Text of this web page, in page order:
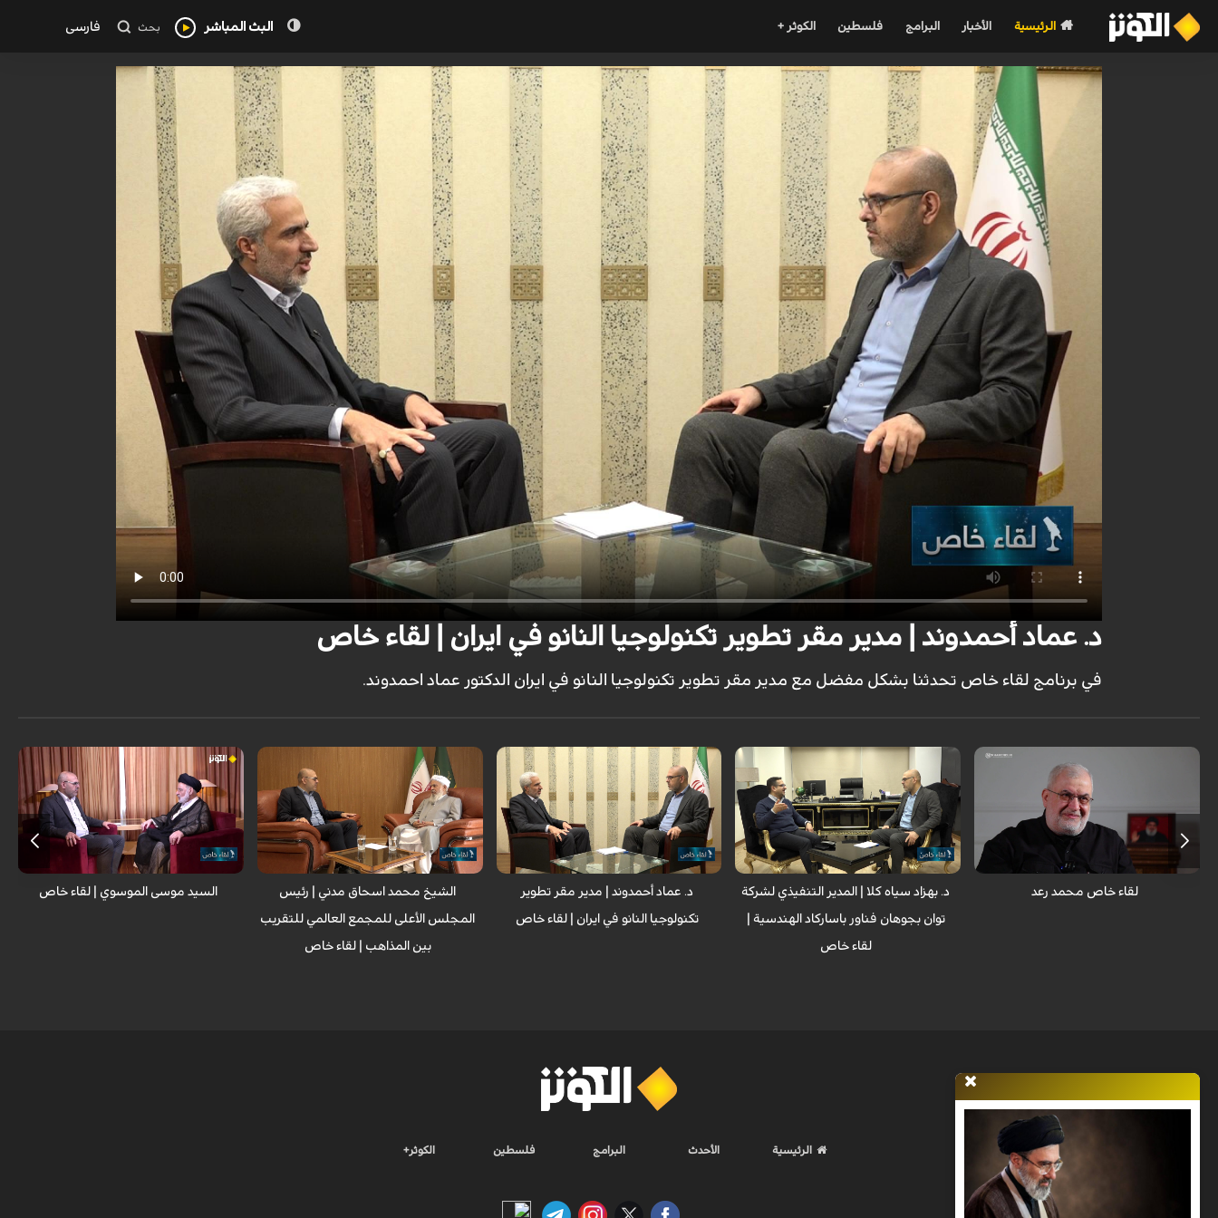
الرئيسية الأخبار البرامج فلسطين الكوثر + البث المباشر بحث فارسی
د. عماد أحمدوند | مدير مقر تطوير تكنولوجيا النانو في ايران | لقاء خاص
في برنامج لقاء خاص تحدثنا بشكل مفضل مع مدير مقر تطوير تكنولوجيا النانو في ايران الدكتور عماد احمدوند.
لقاء خاص محمد رعد
مقابلة خاصة مع المدير التنفيذي لشركة توان
بجوهان فناور باساركاد الهندسية الدكتور
بهزاد سياه كلا خلال مشاركته في برنامج لقاء
خاص
د. بهزاد سياه كلا | المدير التنفيذي لشركة
توان بجوهان فناور باساركاد الهندسية |
لقاء خاص
في برنامج لقاء خاص تحدثنا بشكل مفضل
مع مدير مقر تطوير تكنولوجيا النانو في ايران
الدكتور عماد احمدوند.
د. عماد أحمدوند | مدير مقر تطوير
تكنولوجيا النانو في ايران | لقاء خاص
لقاء خاص مع رئيس المجلس الأعلى
للمجمع العالمي للتقريب بين المذاهب
الشيخ محمد اسحاق مدني
الشيخ محمد اسحاق مدني | رئيس
المجلس الأعلى للمجمع العالمي للتقريب
بين المذاهب | لقاء خاص
نائب الأمين العام للمجمع العالمي للتقريب
بين المذاهب
السيد موسى الموسوي | لقاء خاص
الرئيسية الأحدث البرامج فلسطين الكوثر+